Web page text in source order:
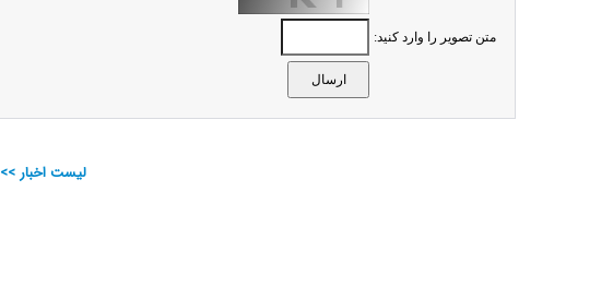
متن تصویر را وارد کنید:
لیست اخبار >>